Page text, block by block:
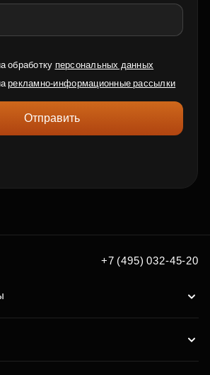
обработку персональных данных
рекламно-информационные рассылки
Отправить
+7 (495) 032-45-20